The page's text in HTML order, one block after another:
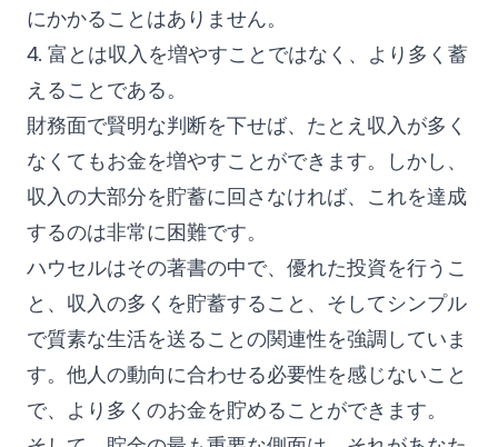
にかかることはありません。
4. 富とは収入を増やすことではなく、より多く蓄
えることである。
財務面で賢明な判断を下せば、たとえ収入が多く
なくてもお金を増やすことができます。しかし、
収入の大部分を貯蓄に回さなければ、これを達成
するのは非常に困難です。
ハウセルはその著書の中で、優れた投資を行うこ
と、収入の多くを貯蓄すること、そしてシンプル
で質素な生活を送ることの関連性を強調していま
す。他人の動向に合わせる必要性を感じないこと
で、より多くのお金を貯めることができます。